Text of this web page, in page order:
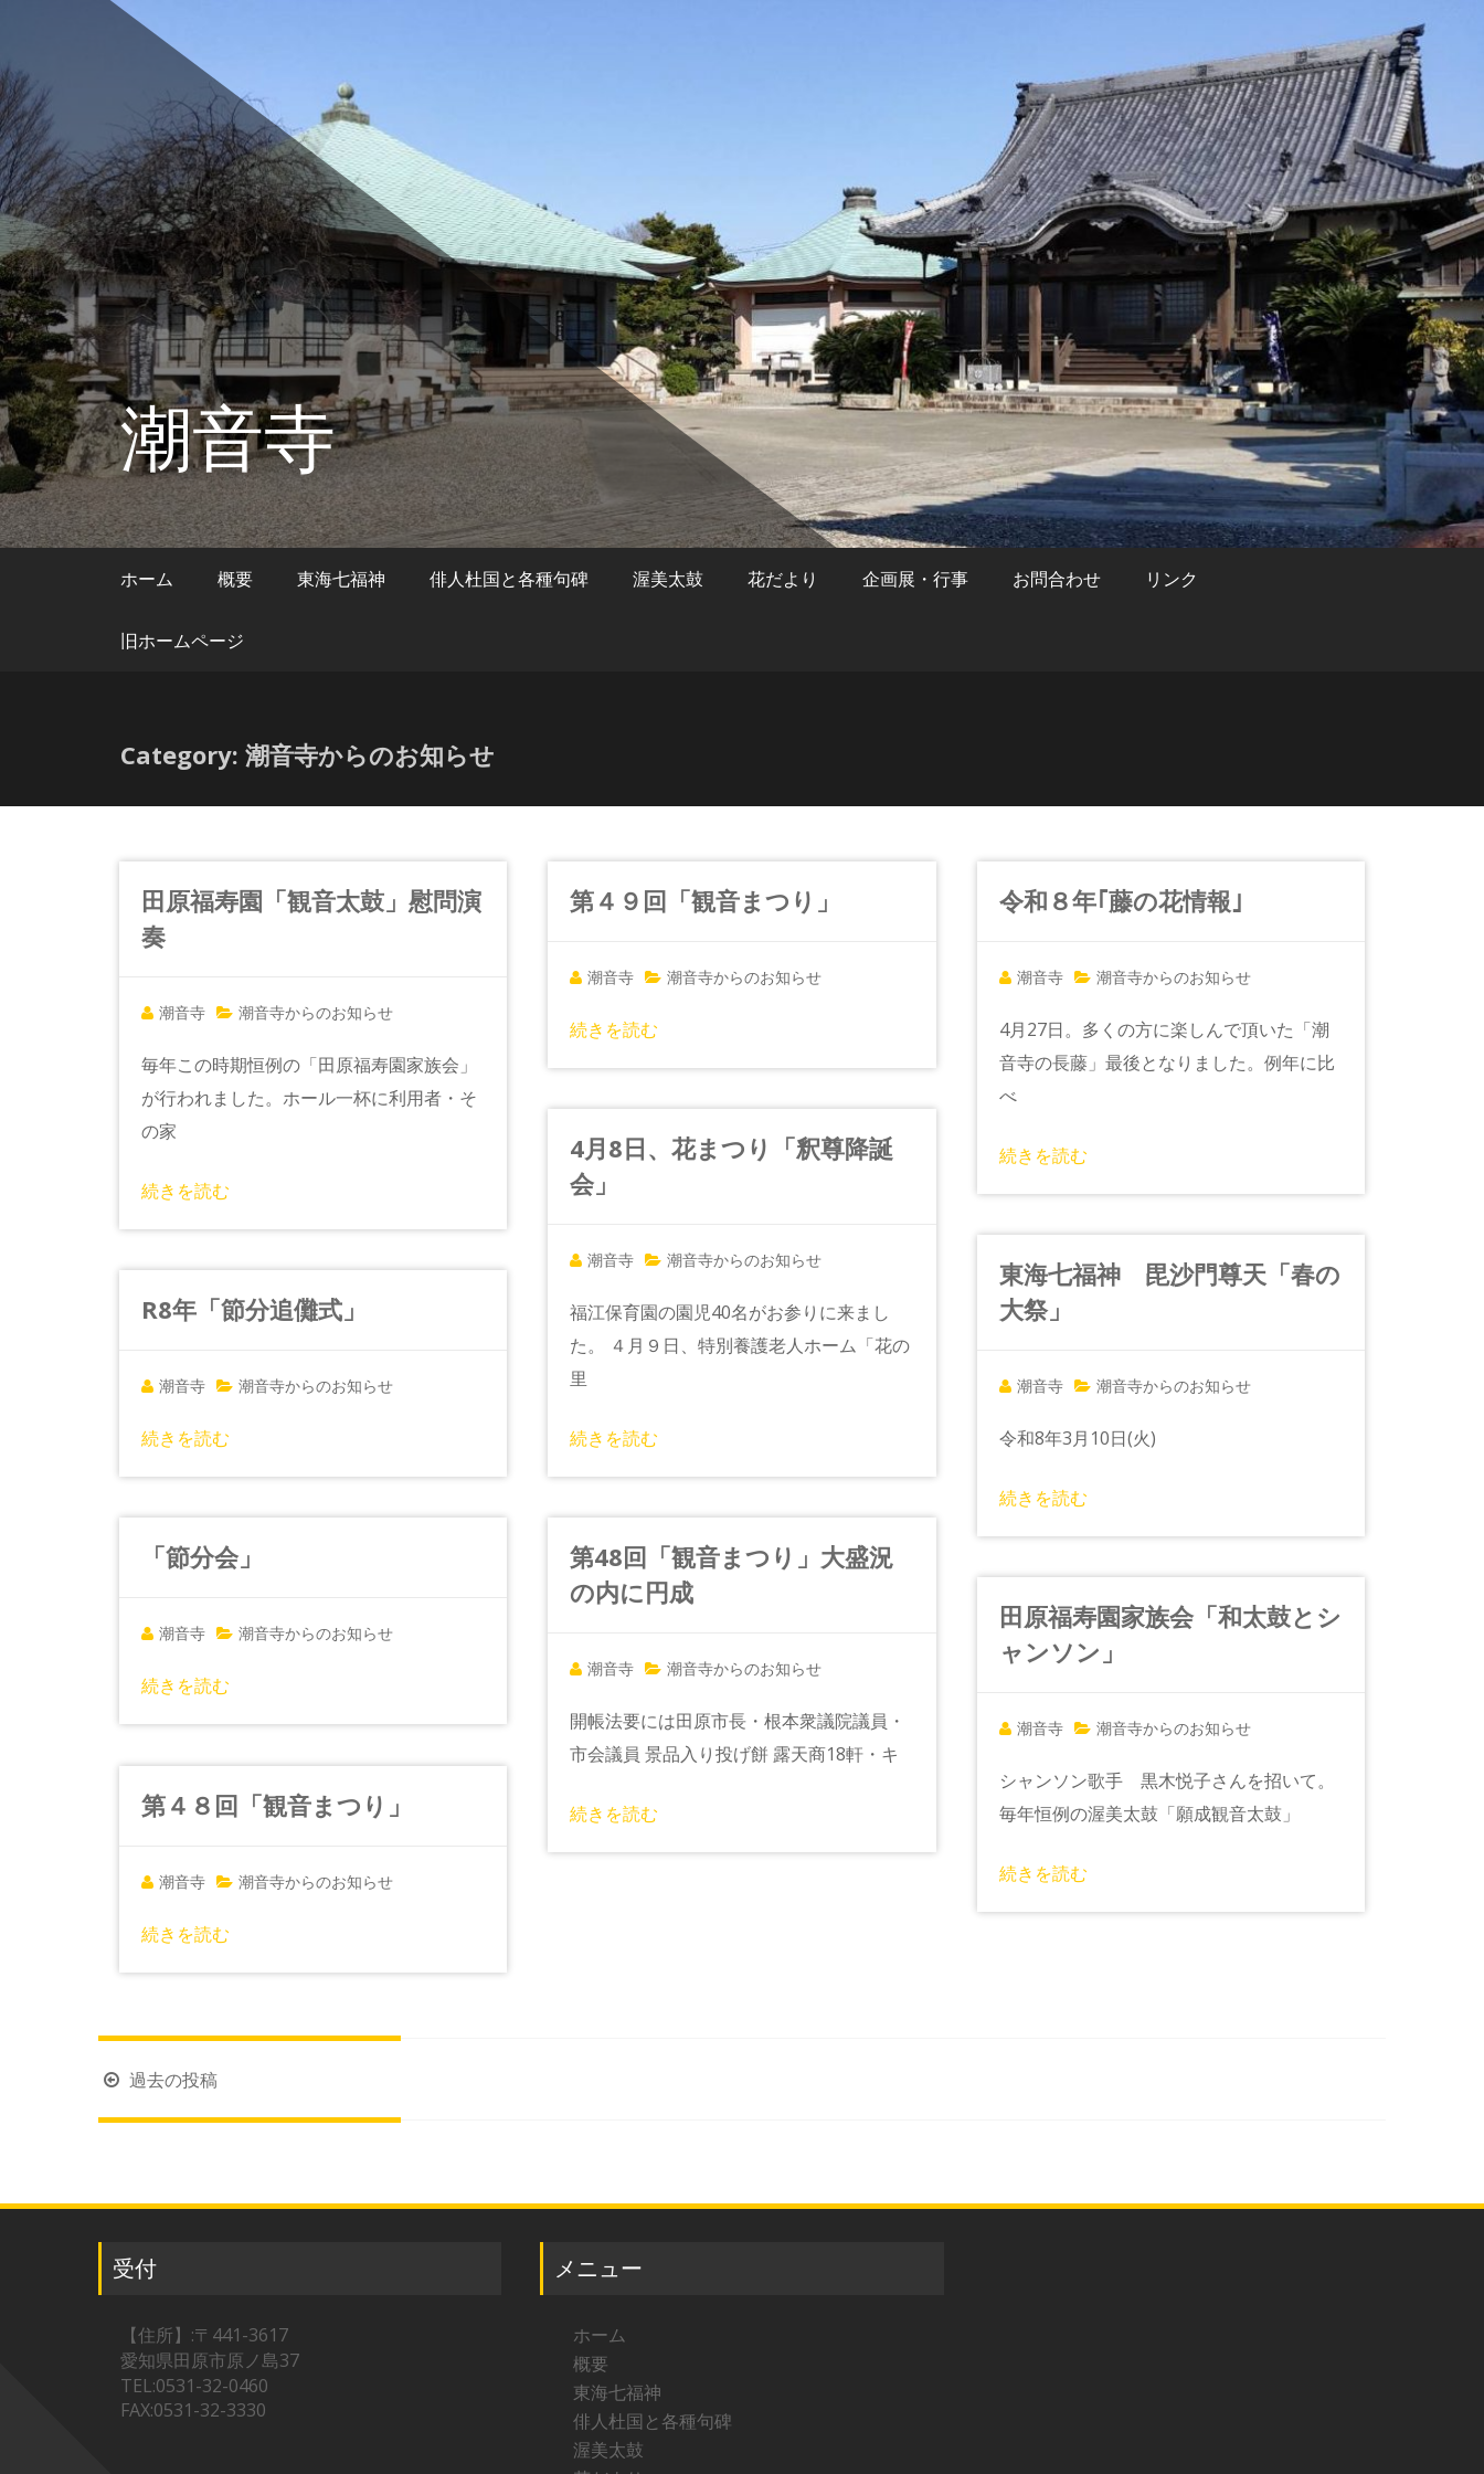
ン
ツ
へ
ス
キ
ッ
プ
潮音寺
ホーム 概要 東海七福神 俳人杜国と各種句碑 渥美太鼓 花だより 企画展・行事 お問合わせ リンク
旧ホームページ
Category: 潮音寺からのお知らせ
田原福寿園「観音太鼓」慰問演
奏
潮音寺 潮音寺からのお知らせ
毎年この時期恒例の「田原福寿園家族会」
が行われました。ホール一杯に利用者・そ
の家
続きを読む
第４９回「観音まつり」
潮音寺 潮音寺からのお知らせ
続きを読む
令和８年｢藤の花情報｣
潮音寺 潮音寺からのお知らせ
4月27日。多くの方に楽しんで頂いた「潮
音寺の長藤」最後となりました。例年に比
べ
続きを読む
4月8日、花まつり「釈尊降誕
会」
潮音寺 潮音寺からのお知らせ
福江保育園の園児40名がお参りに来まし
た。 ４月９日、特別養護老人ホーム「花の
里
続きを読む
東海七福神 毘沙門尊天「春の
大祭」
潮音寺 潮音寺からのお知らせ
令和8年3月10日(火)
続きを読む
R8年「節分追儺式」
潮音寺 潮音寺からのお知らせ
続きを読む
「節分会」
潮音寺 潮音寺からのお知らせ
続きを読む
第48回「観音まつり」大盛況
の内に円成
潮音寺 潮音寺からのお知らせ
開帳法要には田原市長・根本衆議院議員・
市会議員 景品入り投げ餅 露天商18軒・キ
続きを読む
田原福寿園家族会「和太鼓とシ
ャンソン」
潮音寺 潮音寺からのお知らせ
シャンソン歌手 黒木悦子さんを招いて。
毎年恒例の渥美太鼓「願成観音太鼓」
続きを読む
第４８回「観音まつり」
潮音寺 潮音寺からのお知らせ
続きを読む
投
稿
ゲ
ー
シ
ョ
過去の投稿
受付
【住所】:〒441-3617
愛知県田原市原ノ島37
TEL:0531-32-0460
FAX:0531-32-3330
メニュー
ホーム
概要
東海七福神
俳人杜国と各種句碑
渥美太鼓